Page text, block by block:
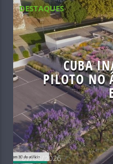
DESTAQUES
CUBA
PILOTO NO
07/08/2026